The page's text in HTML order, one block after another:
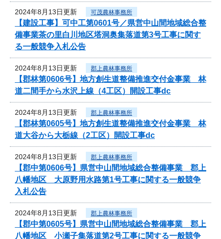
2024年8月13日更新 可茂農林事務所
【建設工事】可中工第0601号／県営中山間地域総合整
備事業茶の里白川地区塔洞奥集落道第3号工事に関す
る一般競争入札公告
2024年8月13日更新 郡上農林事務所
【郡林第0606号】地方創生道整備推進交付金事業 林
道二間手から水沢上線（4工区）開設工事dc
2024年8月13日更新 郡上農林事務所
【郡林第0605号】地方創生道整備推進交付金事業 林
道大谷から大栃線（2工区）開設工事dc
2024年8月13日更新 郡上農林事務所
【郡中第0606号】県営中山間地域総合整備事業 郡上
八幡地区 大原野用水路第1号工事に関する一般競争
入札公告
2024年8月13日更新 郡上農林事務所
【郡中第0605号】県営中山間地域総合整備事業 郡上
八幡地区 小瀬子集落道第2号工事に関する一般競争